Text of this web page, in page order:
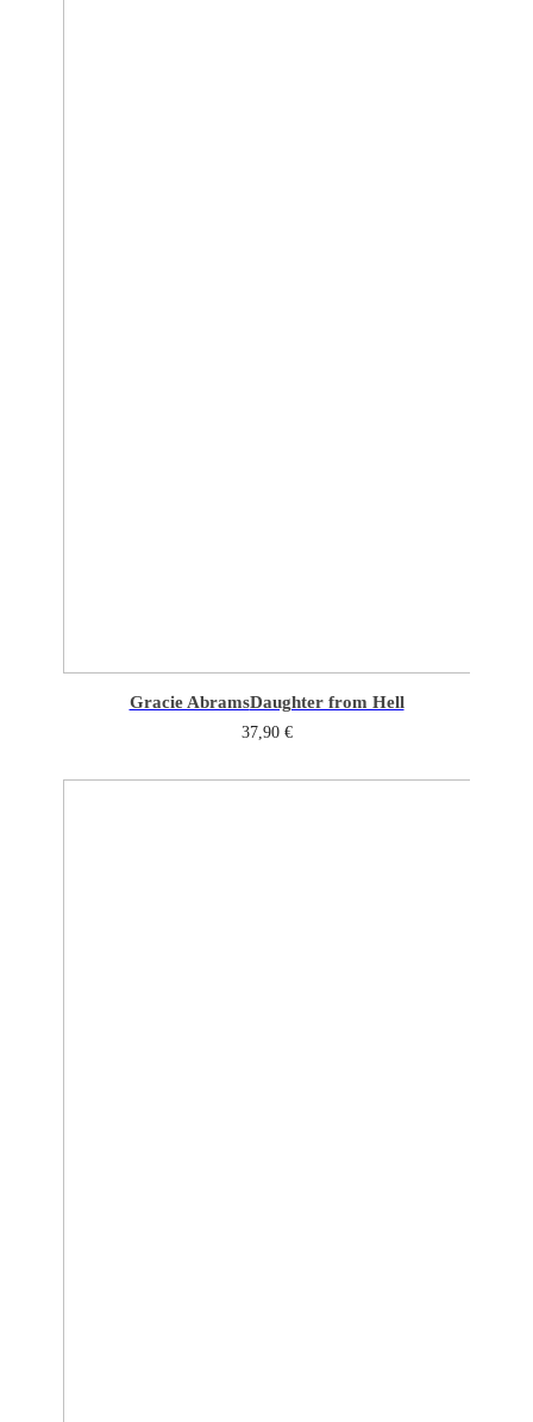
Gracie AbramsDaughter from Hell
37,90 €